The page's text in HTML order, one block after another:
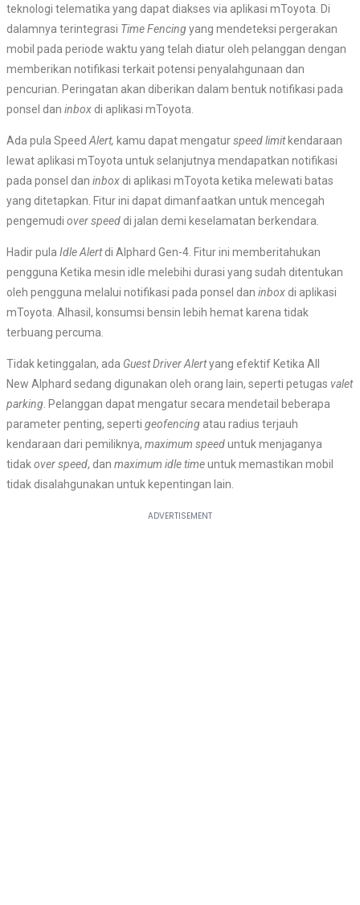
teknologi telematika yang dapat diakses via aplikasi mToyota. Di
dalamnya terintegrasi Time Fencingyang mendeteksi pergerakan
mobil pada periode waktu yang telah diatur oleh pelanggan dengan
memberikan notifikasi terkait potensi penyalahgunaan dan
pencurian. Peringatan akan diberikan dalam bentuk notifikasi pada
ponsel dan inbox di aplikasi mToyota.
Ada pula Speed Alert, kamu dapat mengaturspeed limitkendaraan
lewat aplikasi mToyota untuk selanjutnya mendapatkan notifikasi
pada ponsel dan inbox di aplikasi mToyota ketika melewati batas
yang ditetapkan. Fitur ini dapat dimanfaatkan untuk mencegah
pengemudi over speed di jalan demi keselamatan berkendara.
Hadir pula IdleAlertdi Alphard Gen-4. Fitur ini memberitahukan
pengguna Ketika mesin idle melebihi durasi yang sudah ditentukan
oleh pengguna melalui notifikasi pada ponsel dan inbox di aplikasi
mToyota. Alhasil, konsumsi bensin lebih hemat karena tidak
terbuang percuma.
Tidak ketinggalan, ada Guest Driver Alertyang efektif Ketika All
New Alphard sedang digunakan oleh orang lain, seperti petugas valet
parking . Pelanggan dapat mengatur secara mendetail beberapa
parameter penting, seperti geofencing atau radius terjauh
kendaraan dari pemiliknya, maximum speeduntuk menjaganya
tidakover speed, dan maximum idle timeuntuk memastikan mobil
tidak disalahgunakan untuk kepentingan lain.